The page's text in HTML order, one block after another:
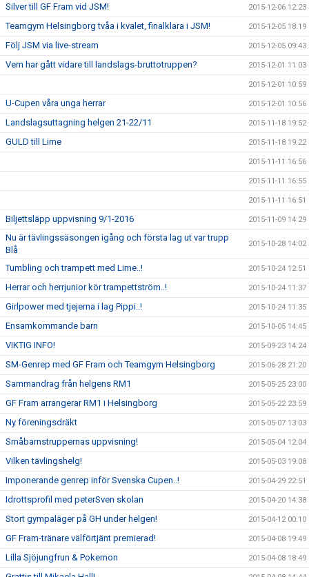
Silver till GF Fram vid JSM! 2015-12-06 12:23
Teamgym Helsingborg tvåa i kvalet, finalklara i JSM! 2015-12-05 18:19
Följ JSM via live-stream 2015-12-05 09:43
Vem har gått vidare till landslags-bruttotruppen? 2015-12-01 11:03
2015-12-01 10:59
U-Cupen våra unga herrar 2015-12-01 10:56
Landslagsuttagning helgen 21-22/11 2015-11-18 19:52
GULD till Lime 2015-11-18 19:22
2015-11-11 16:56
2015-11-11 16:55
2015-11-11 16:51
Biljettsläpp uppvisning 9/1-2016 2015-11-09 14:29
Nu är tävlingssäsongen igång och första lag ut var trupp
Blå
2015-10-28 14:02
Tumbling och trampett med Lime..! 2015-10-24 12:51
Herrar och herrjunior kör trampettström..! 2015-10-24 11:37
Girlpower med tjejerna i lag Pippi..! 2015-10-24 11:35
Ensamkommande barn 2015-10-05 14:45
VIKTIG INFO! 2015-09-23 14:24
SM-Genrep med GF Fram och Teamgym Helsingborg 2015-06-28 21:20
Sammandrag från helgens RM1 2015-05-25 23:00
GF Fram arrangerar RM1 i Helsingborg 2015-05-22 23:59
Ny föreningsdräkt 2015-05-07 13:03
Småbarnstruppernas uppvisning! 2015-05-04 12:04
Vilken tävlingshelg! 2015-05-03 19:08
Imponerande genrep inför Svenska Cupen..! 2015-04-29 22:51
Idrottsprofil med peterSven skolan 2015-04-20 14:38
Stort gympaläger på GH under helgen! 2015-04-12 00:10
GF Fram-tränare välförtjänt premierad! 2015-04-08 19:49
Lilla Sjöjungfrun & Pokemon 2015-04-08 18:49